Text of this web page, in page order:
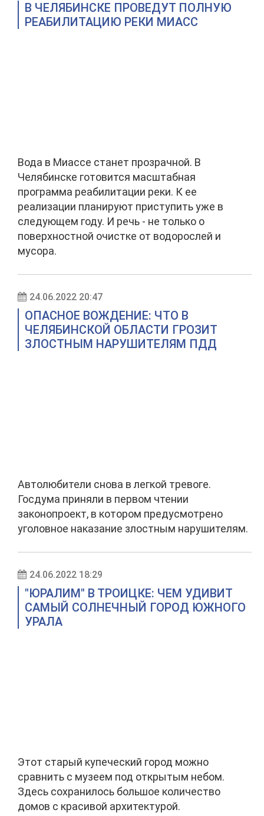
В ЧЕЛЯБИНСКЕ ПРОВЕДУТ ПОЛНУЮ
РЕАБИЛИТАЦИЮ РЕКИ МИАСС
Вода в Миассе станет прозрачной. В
Челябинске готовится масштабная
программа реабилитации реки. К ее
реализации планируют приступить уже в
следующем году. И речь - не только о
поверхностной очистке от водорослей и
мусора.
24.06.2022 20:47
ОПАСНОЕ ВОЖДЕНИЕ: ЧТО В
ЧЕЛЯБИНСКОЙ ОБЛАСТИ ГРОЗИТ
ЗЛОСТНЫМ НАРУШИТЕЛЯМ ПДД
Автолюбители снова в легкой тревоге.
Госдума приняли в первом чтении
законопроект, в котором предусмотрено
уголовное наказание злостным нарушителям.
24.06.2022 18:29
"ЮРАЛИМ" В ТРОИЦКЕ: ЧЕМ УДИВИТ
САМЫЙ СОЛНЕЧНЫЙ ГОРОД ЮЖНОГО
УРАЛА
Этот старый купеческий город можно
сравнить с музеем под открытым небом.
Здесь сохранилось большое количество
домов с красивой архитектурой.